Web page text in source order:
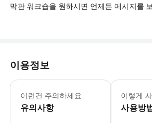
막판 워크숍을 원하시면 언제든 메시지를
이용정보
이런건 주의하세요
유의사항
* 소요시간 :
이렇게
사용방